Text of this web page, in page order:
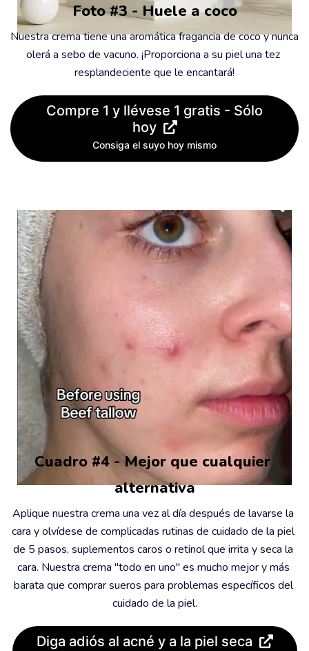
Foto #3 - Huele a coco
Nuestra crema tiene una aromática fragancia de coco y nunca
olerá a sebo de vacuno. ¡Proporciona a su piel una tez
resplandeciente que le encantará!
Compre 1 y llévese 1 gratis - Sólo
hoy
Consiga el suyo hoy mismo
Cuadro #4 - Mejor que cualquier
alternativa
Aplique nuestra crema una vez al día después de lavarse la
cara y olvídese de complicadas rutinas de cuidado de la piel
de 5 pasos, suplementos caros o retinol que irrita y seca la
cara. Nuestra crema "todo en uno" es mucho mejor y más
barata que comprar sueros para problemas específicos del
cuidado de la piel.
Diga adiós al acné y a la piel seca